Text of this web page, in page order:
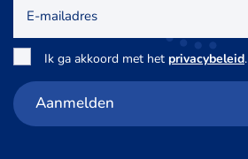
mailadres
Toestemming
Ik ga akkoord met het privacybeleid.
Aanmelden